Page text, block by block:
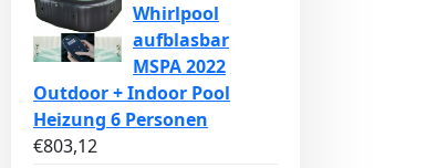
Whirlpool
aufblasbar
MSPA 2022
Outdoor + Indoor Pool
Heizung 6 Personen
€803,12